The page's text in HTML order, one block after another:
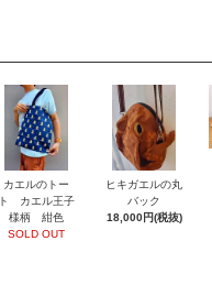
カエルのトー
ト カエル王子
様柄 紺色
SOLD OUT
ヒキガエルの丸
バック
18,000円(税抜)